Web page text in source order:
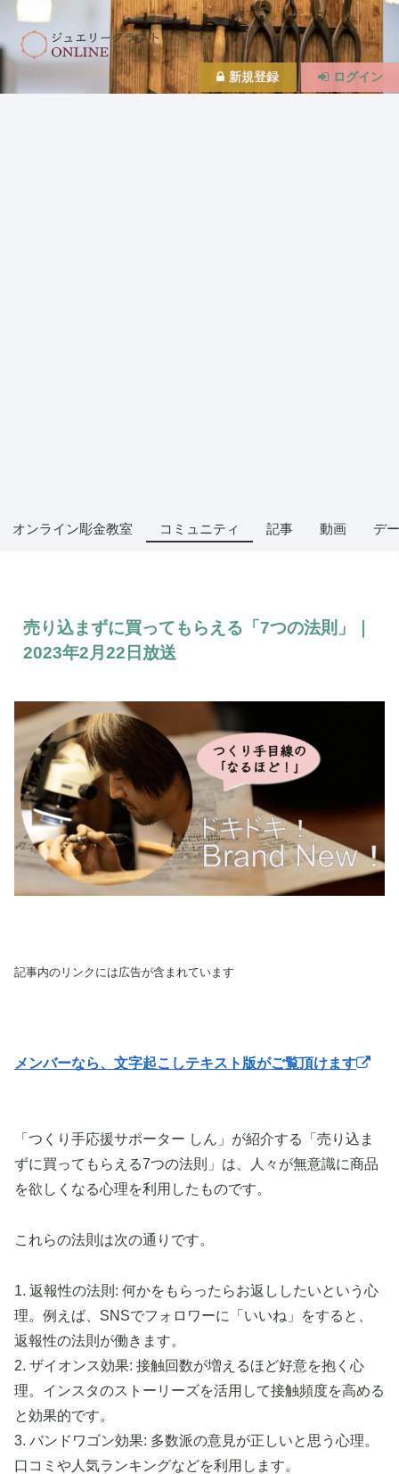
オンライン彫金教室 コミュニティ 記事 動画 デ
売り込まずに買ってもらえる「7つの法則」｜
2023年2月22日放送
記事内のリンクには広告が含まれています
メンバーなら、文字起こしテキスト版がご覧頂けます
「つくり手応援サポーター しん」が紹介する「売り込ま
ずに買ってもらえる7つの法則」は、人々が無意識に商品
を欲しくなる心理を利用したものです。
これらの法則は次の通りです。
1. 返報性の法則: 何かをもらったらお返ししたいという心
理。例えば、SNSでフォロワーに「いいね」をすると、
返報性の法則が働きます。
2. ザイオンス効果: 接触回数が増えるほど好意を抱く心
理。インスタのストーリーズを活用して接触頻度を高める
と効果的です。
3. バンドワゴン効果: 多数派の意見が正しいと思う心理。
口コミや人気ランキングなどを利用します。
新規登録 ログイン